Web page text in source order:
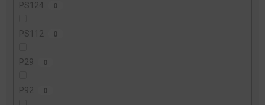
PS124 0
PS112 0
P29 0
P92 0